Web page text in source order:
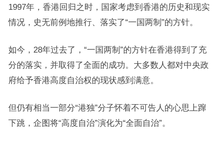
1997年，香港回归之时，国家考虑到香港的历史和现实
情况，史无前例地推行、落实了“一国两制”的方针。
如今，28年过去了，“一国两制”的方针在香港得到了充
分的落实，并取得了全面的成功。大多数人都对中央政
府给予香港高度自治权的现状感到满意。
但仍有相当一部分“港独”分子怀着不可告人的心思上蹿
下跳，企图将“高度自治”演化为“全面自治”。